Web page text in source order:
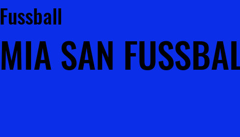
MIA SAN
Fussball